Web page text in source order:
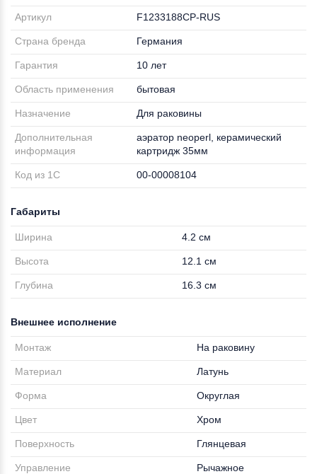
Артикул F1233188CP-RUS
Страна бренда Германия
Гарантия 10 лет
Область применения бытовая
Назначение Для раковины
Дополнительная
информация
аэратор neoperl, керамический
картридж 35мм
Код из 1С 00-00008104
Габариты
Ширина 4.2 см
Высота 12.1 см
Глубина 16.3 см
Внешнее исполнение
Монтаж На раковину
Материал Латунь
Форма Округлая
Цвет Хром
Поверхность Глянцевая
Управление Рычажное